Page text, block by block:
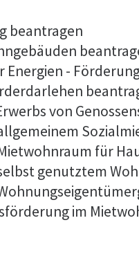
beantragen
-
von
für
genutztem
im